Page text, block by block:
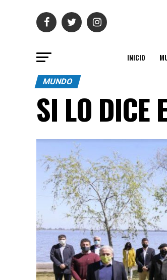
INICIO
MUNDO
SI LO DICE